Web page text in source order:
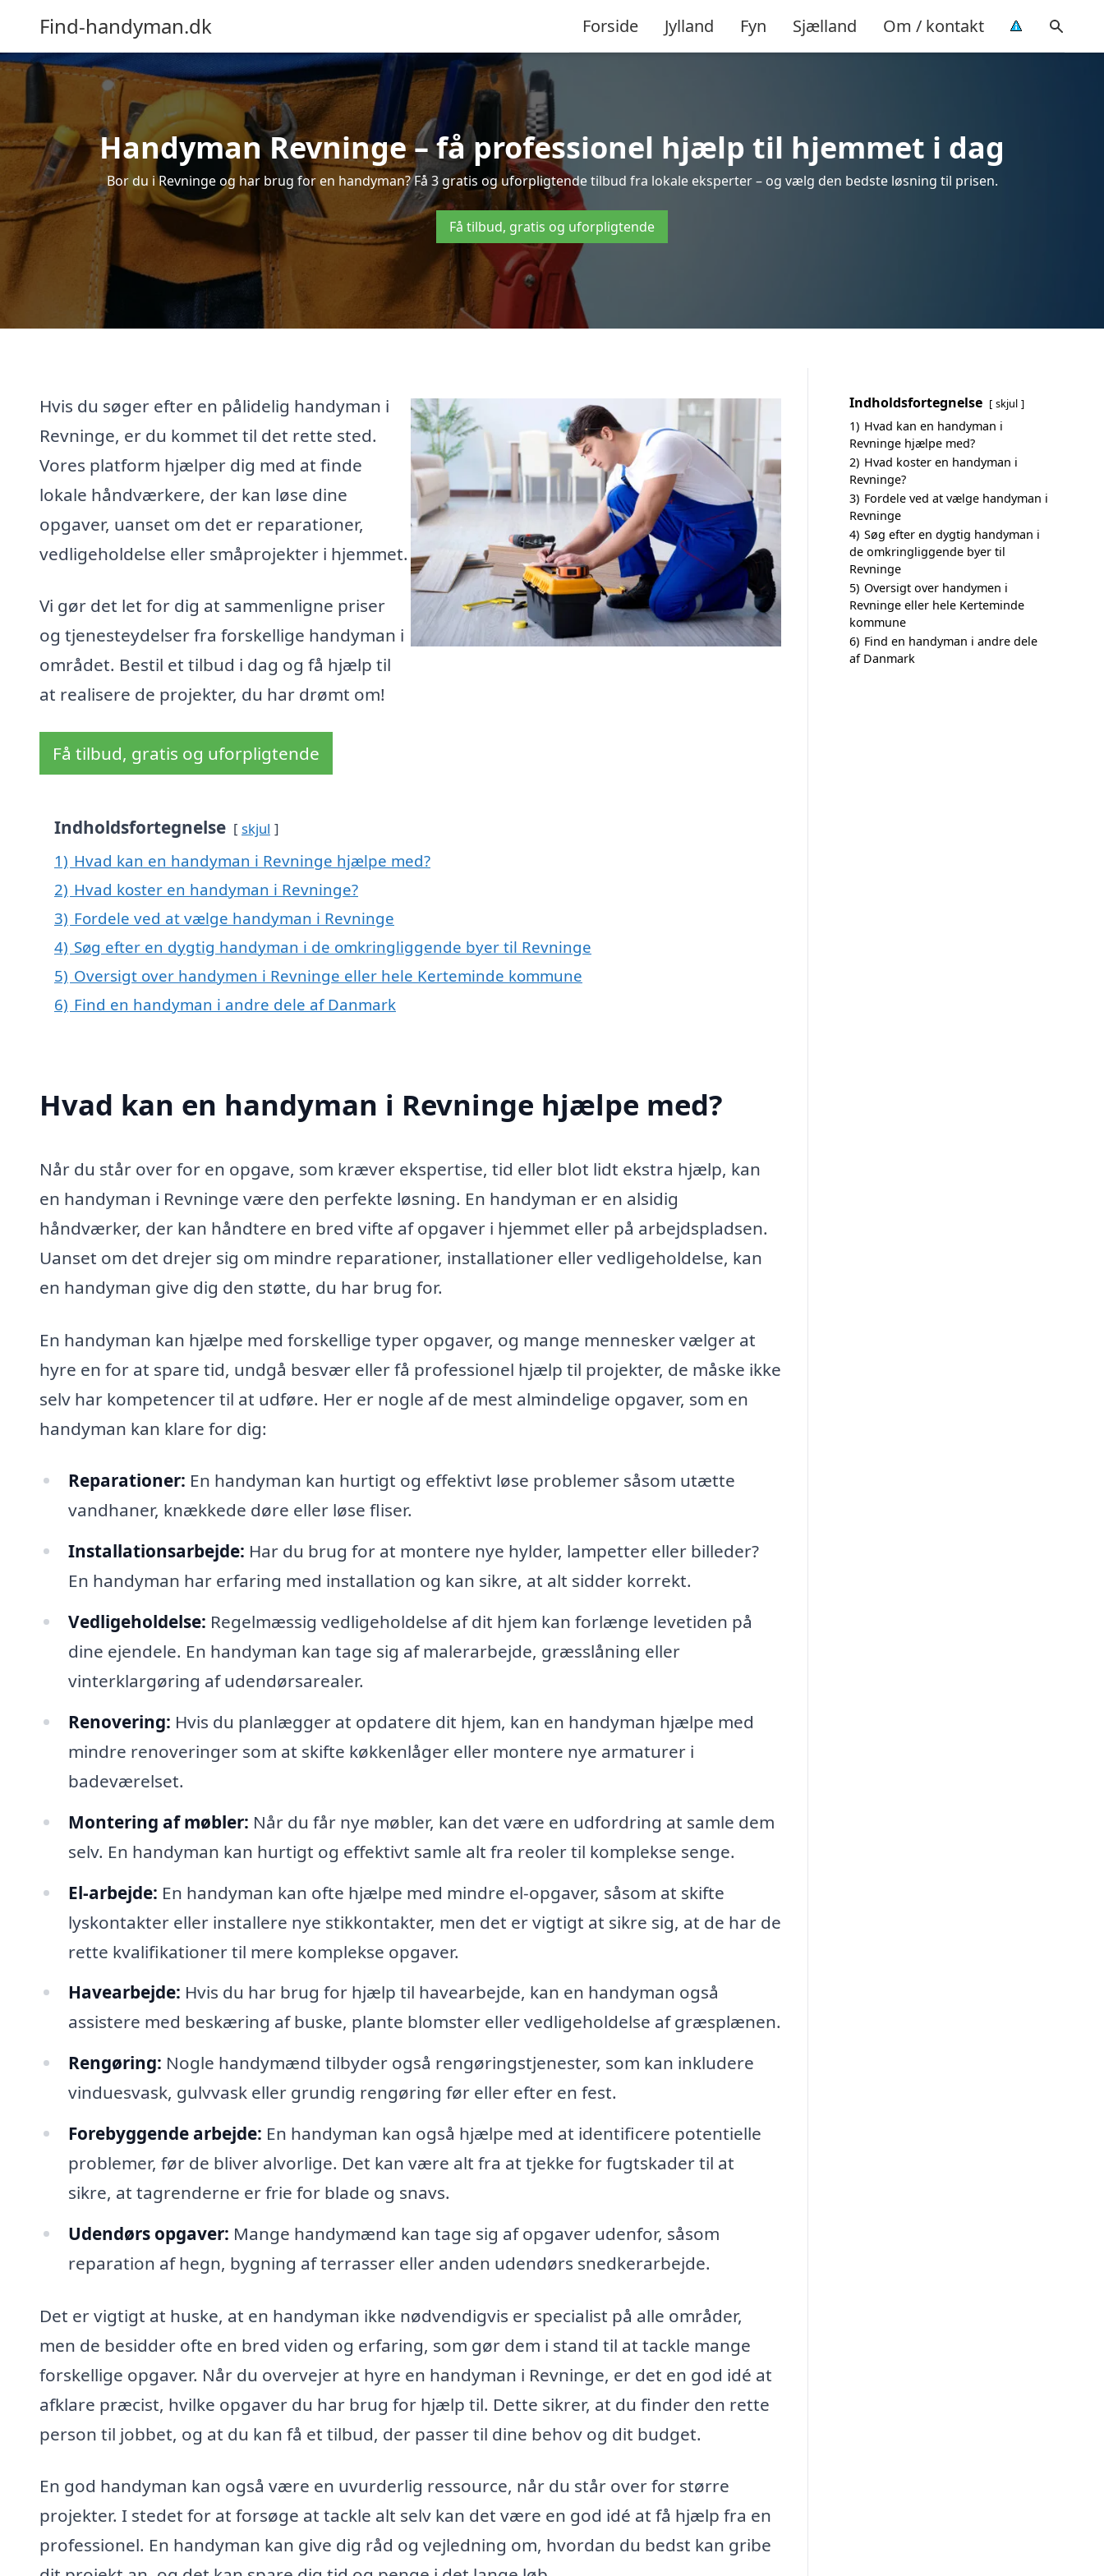
Find-handyman.dk Forside Jylland Fyn Sjælland Om / kontakt
Handyman Revninge – få professionel hjælp til hjemmet i dag
Bor du i Revninge og har brug for en handyman? Få 3 gratis og uforpligtende tilbud fra lokale eksperter – og vælg den bedste løsning til prisen.
Få tilbud, gratis og uforpligtende
Hvis du søger efter en pålidelig handyman i
Revninge, er du kommet til det rette sted.
Vores platform hjælper dig med at finde
lokale håndværkere, der kan løse dine
opgaver, uanset om det er reparationer,
vedligeholdelse eller småprojekter i hjemmet.
Vi gør det let for dig at sammenligne priser
og tjenesteydelser fra forskellige handyman i
området. Bestil et tilbud i dag og få hjælp til
at realisere de projekter, du har drømt om!
Få tilbud, gratis og uforpligtende
Indholdsfortegnelse skjul
1) Hvad kan en handyman i Revninge hjælpe med?
2) Hvad koster en handyman i Revninge?
3) Fordele ved at vælge handyman i Revninge
4) Søg efter en dygtig handyman i de omkringliggende byer til Revninge
5) Oversigt over handymen i Revninge eller hele Kerteminde kommune
6) Find en handyman i andre dele af Danmark
Hvad kan en handyman i Revninge hjælpe med?
Når du står over for en opgave, som kræver ekspertise, tid eller blot lidt ekstra hjælp, kan
en handyman i Revninge være den perfekte løsning. En handyman er en alsidig
håndværker, der kan håndtere en bred vifte af opgaver i hjemmet eller på arbejdspladsen.
Uanset om det drejer sig om mindre reparationer, installationer eller vedligeholdelse, kan
en handyman give dig den støtte, du har brug for.
En handyman kan hjælpe med forskellige typer opgaver, og mange mennesker vælger at
hyre en for at spare tid, undgå besvær eller få professionel hjælp til projekter, de måske ikke
selv har kompetencer til at udføre. Her er nogle af de mest almindelige opgaver, som en
handyman kan klare for dig:
Reparationer: En handyman kan hurtigt og effektivt løse problemer såsom utætte
vandhaner, knækkede døre eller løse fliser.
Installationsarbejde: Har du brug for at montere nye hylder, lampetter eller billeder?
En handyman har erfaring med installation og kan sikre, at alt sidder korrekt.
Vedligeholdelse: Regelmæssig vedligeholdelse af dit hjem kan forlænge levetiden på
dine ejendele. En handyman kan tage sig af malerarbejde, græsslåning eller
vinterklargøring af udendørsarealer.
Renovering: Hvis du planlægger at opdatere dit hjem, kan en handyman hjælpe med
mindre renoveringer som at skifte køkkenlåger eller montere nye armaturer i
badeværelset.
Montering af møbler: Når du får nye møbler, kan det være en udfordring at samle dem
selv. En handyman kan hurtigt og effektivt samle alt fra reoler til komplekse senge.
El-arbejde: En handyman kan ofte hjælpe med mindre el-opgaver, såsom at skifte
lyskontakter eller installere nye stikkontakter, men det er vigtigt at sikre sig, at de har de
rette kvalifikationer til mere komplekse opgaver.
Havearbejde: Hvis du har brug for hjælp til havearbejde, kan en handyman også
assistere med beskæring af buske, plante blomster eller vedligeholdelse af græsplænen.
Rengøring: Nogle handymænd tilbyder også rengøringstjenester, som kan inkludere
vinduesvask, gulvvask eller grundig rengøring før eller efter en fest.
Forebyggende arbejde: En handyman kan også hjælpe med at identificere potentielle
problemer, før de bliver alvorlige. Det kan være alt fra at tjekke for fugtskader til at
sikre, at tagrenderne er frie for blade og snavs.
Udendørs opgaver: Mange handymænd kan tage sig af opgaver udenfor, såsom
reparation af hegn, bygning af terrasser eller anden udendørs snedkerarbejde.
Det er vigtigt at huske, at en handyman ikke nødvendigvis er specialist på alle områder,
men de besidder ofte en bred viden og erfaring, som gør dem i stand til at tackle mange
forskellige opgaver. Når du overvejer at hyre en handyman i Revninge, er det en god idé at
afklare præcist, hvilke opgaver du har brug for hjælp til. Dette sikrer, at du finder den rette
person til jobbet, og at du kan få et tilbud, der passer til dine behov og dit budget.
En god handyman kan også være en uvurderlig ressource, når du står over for større
projekter. I stedet for at forsøge at tackle alt selv kan det være en god idé at få hjælp fra en
professionel. En handyman kan give dig råd og vejledning om, hvordan du bedst kan gribe
Indholdsfortegnelse skjul
1) Hvad kan en handyman i
Revninge hjælpe med?
2) Hvad koster en handyman i
Revninge?
3) Fordele ved at vælge handyman i
Revninge
4) Søg efter en dygtig handyman i
de omkringliggende byer til
Revninge
5) Oversigt over handymen i
Revninge eller hele Kerteminde
kommune
6) Find en handyman i andre dele
af Danmark